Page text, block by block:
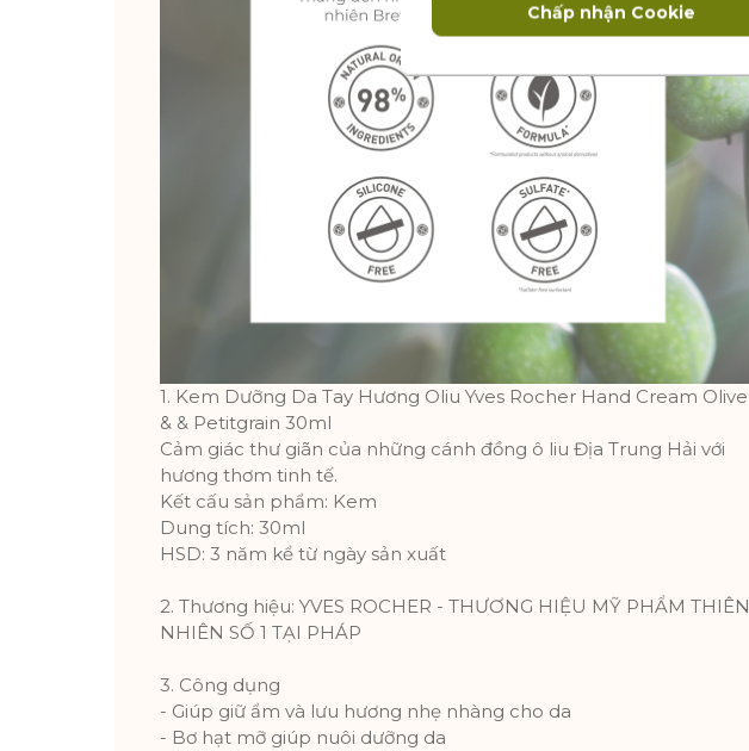
1. Kem Dưỡng Da Tay Hương Oliu Yves Rocher Hand Cream Olive
& & Petitgrain 30ml
Cảm giác thư giãn của những cánh đồng ô liu Địa Trung Hải với
hương thơm tinh tế.
Kết cấu sản phẩm: Kem
Dung tích: 30ml
HSD: 3 năm kể từ ngày sản xuất
2. Thương hiệu: YVES ROCHER - THƯƠNG HIỆU MỸ PHẨM THIÊN
NHIÊN SỐ 1 TẠI PHÁP
3. Công dụng
- Giúp giữ ẩm và lưu hương nhẹ nhàng cho da
- Bơ hạt mỡ giúp nuôi dưỡng da
Chấp nhận Cookie